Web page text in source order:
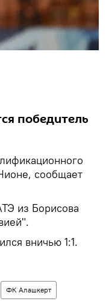
победитель
сообщает
из Борисова
вничью 1:1.
ФК Алашкерт